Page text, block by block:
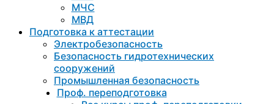
МЧС
МВД
Подготовка к aттестации
Электробезопасность
Безопасность гидротехнических
сооружений
Промышленная безопасность
Проф. переподготовка